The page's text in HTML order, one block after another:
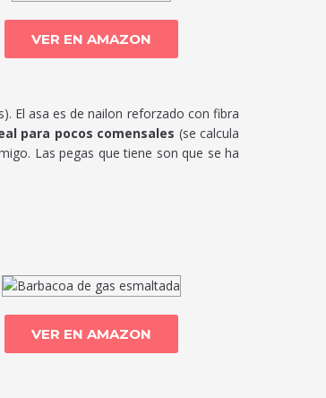
VER EN AMAZON
El asa es de nailon reforzado con fibra
para pocos comensales (se calcula
Las pegas que tiene son que se ha
VER EN AMAZON